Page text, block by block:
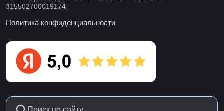
315502700019174
Политика конфиденциальности